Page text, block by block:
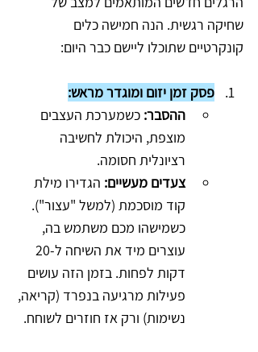
שחיקה רגשית. הנה חמישה כלים
קונקרטיים שתוכלו ליישם כבר היום:
פסק זמן יזום ומוגדר מראש:
ההסבר: כשמערכת העצבים
מוצפת, היכולת לחשיבה
רציונלית חסומה.
צעדים מעשיים: הגדירו מילת
קוד מוסכמת (למשל "עצור").
כשמישהו מכם משתמש בה,
דקות לפחות. בזמן הזה עושים
פעילות מרגיעה בנפרד (קריאה,
נשימות) ורק אז חוזרים לשוחח.